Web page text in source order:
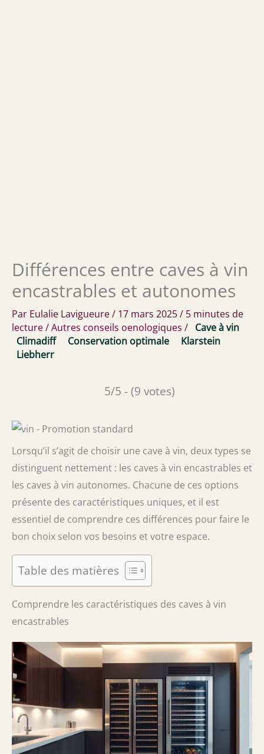
Différences entre caves à vin
encastrables et autonomes
Par Eulalie Lavigueure/ 17 mars 2025/ 5 minutes de
lecture/Autres conseils oenologiques / Cave à vin
Climadiff
Conservation optimale
Klarstein
Liebherr
5/5 - (9 votes)
Lorsqu’il s’agit de choisir une cave à vin, deux types se
distinguent nettement : les caves à vin encastrables et
les caves à vin autonomes. Chacune de ces options
présente des caractéristiques uniques, et il est
essentiel de comprendre ces différences pour faire le
bon choix selon vos besoins et votre espace.
Table des matières
Comprendre les caractéristiques des caves à vin
encastrables